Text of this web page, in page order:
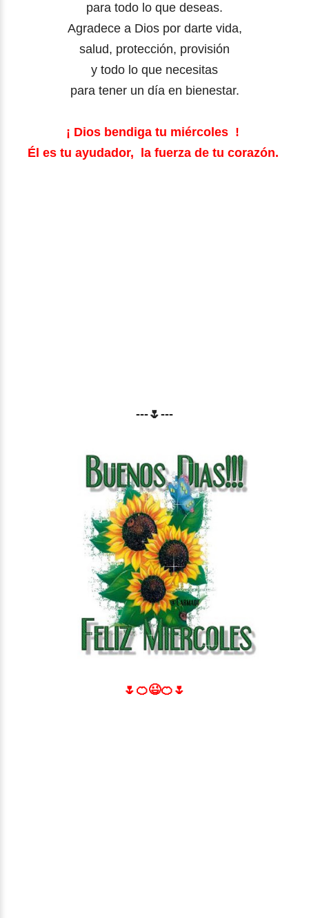
para todo lo que deseas.
Agradece a Dios por darte vida,
salud, protección, provisión
y todo lo que necesitas
para tener un día en bienestar.
¡ Dios bendiga tu miércoles !
Él es tu ayudador,
la fuerza de tu corazón.
---🌷---
🌷🍊😉🍊 🌷